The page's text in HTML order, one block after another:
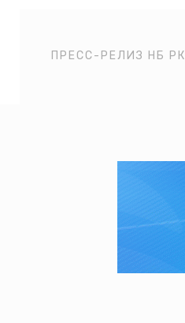
ПРЕСС-РЕЛИЗ НБ РК